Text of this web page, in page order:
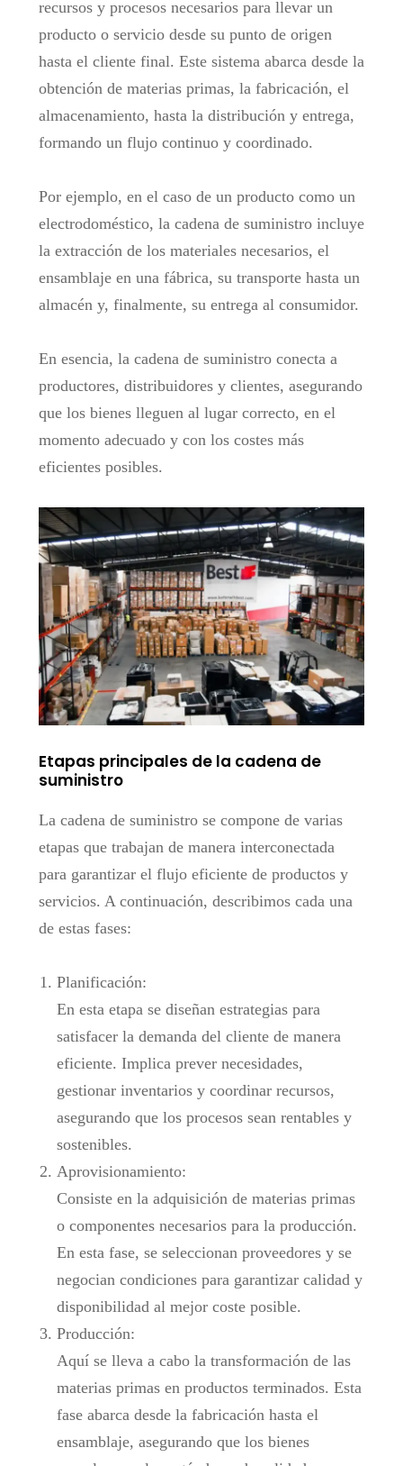
recursos y procesos necesarios para llevar un
producto o servicio desde su punto de origen
hasta el cliente final. Este sistema abarca desde la
obtención de materias primas, la fabricación, el
almacenamiento, hasta la distribución y entrega,
formando un flujo continuo y coordinado.
Por ejemplo, en el caso de un producto como un
electrodoméstico, la cadena de suministro incluye
la extracción de los materiales necesarios, el
ensamblaje en una fábrica, su transporte hasta un
almacén y, finalmente, su entrega al consumidor.
En esencia, la cadena de suministro conecta a
productores, distribuidores y clientes, asegurando
que los bienes lleguen al lugar correcto, en el
momento adecuado y con los costes más
eficientes posibles.
Etapas principales de la cadena de
suministro
La cadena de suministro se compone de varias
etapas que trabajan de manera interconectada
para garantizar el flujo eficiente de productos y
servicios. A continuación, describimos cada una
de estas fases:
Planificación:
En esta etapa se diseñan estrategias para
satisfacer la demanda del cliente de manera
eficiente. Implica prever necesidades,
gestionar inventarios y coordinar recursos,
asegurando que los procesos sean rentables y
sostenibles.
Aprovisionamiento:
Consiste en la adquisición de materias primas
o componentes necesarios para la producción.
En esta fase, se seleccionan proveedores y se
negocian condiciones para garantizar calidad y
disponibilidad al mejor coste posible.
Producción:
Aquí se lleva a cabo la transformación de las
materias primas en productos terminados. Esta
fase abarca desde la fabricación hasta el
ensamblaje, asegurando que los bienes